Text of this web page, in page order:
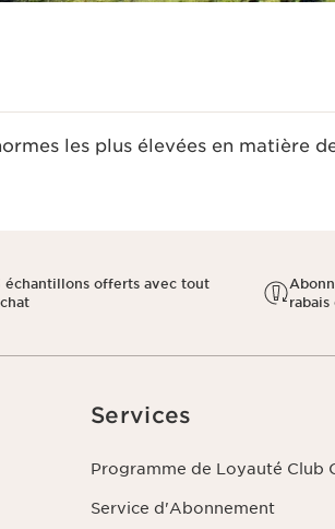
les plus élevées en matière
échantillons offerts avec tout
Services
Programme de Loyauté Club
Service d'Abonnement